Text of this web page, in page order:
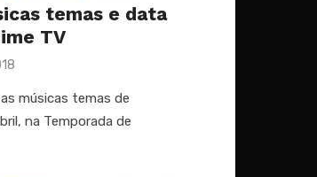
temas e data
TV
músicas temas de
na Temporada de